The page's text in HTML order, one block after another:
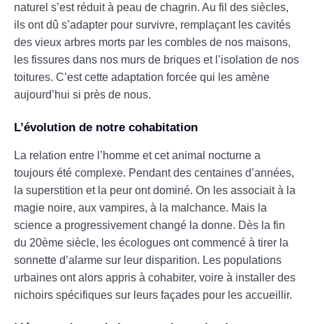
naturel s’est réduit à peau de chagrin. Au fil des siècles,
ils ont dû s’adapter pour survivre, remplaçant les cavités
des vieux arbres morts par les combles de nos maisons,
les fissures dans nos murs de briques et l’isolation de nos
toitures. C’est cette adaptation forcée qui les amène
aujourd’hui si près de nous.
L’évolution de notre cohabitation
La relation entre l’homme et cet animal nocturne a
toujours été complexe. Pendant des centaines d’années,
la superstition et la peur ont dominé. On les associait à la
magie noire, aux vampires, à la malchance. Mais la
science a progressivement changé la donne. Dès la fin
du 20ème siècle, les écologues ont commencé à tirer la
sonnette d’alarme sur leur disparition. Les populations
urbaines ont alors appris à cohabiter, voire à installer des
nichoirs spécifiques sur leurs façades pour les accueillir.